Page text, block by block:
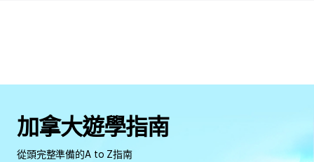
加拿大遊學指南
從頭完整準備的A to Z指南